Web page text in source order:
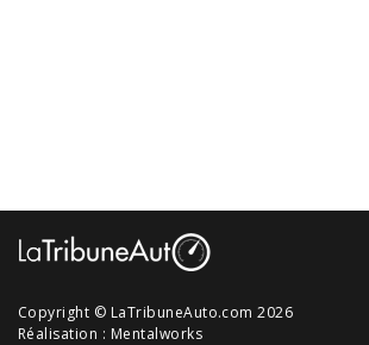
Copyright © LaTribuneAuto.com 2026
Réalisation : Mentalworks